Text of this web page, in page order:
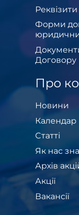
Реквізити
Форми
Договору
Про
Новини
Cтатті
Як нас
Архів
Акції
Вакансії